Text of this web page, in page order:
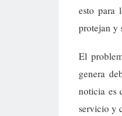
esto para
protejan y
El
genera
noticia es
servicio y